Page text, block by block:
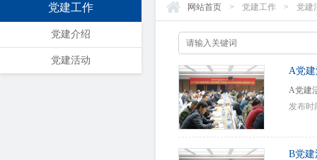
党建工作
党建介绍
党建活动
网站首页 > 党建工作 > 党建
A党
A党建
发布时
B党